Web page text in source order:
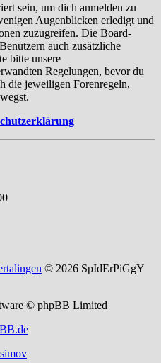
sein, um dich anmelden zu
Augenblicken erledigt und
zuzugreifen. Die Board-
auch zusätzliche
bitte unsere
Regelungen, bevor du
die jeweiligen Forenregeln,
© 2026 SpIdErPiGgY
© phpBB Limited